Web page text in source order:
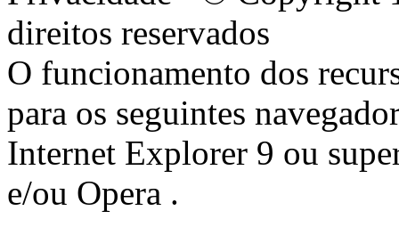
direitos reservados
O funcionamento dos
para os seguintes
Internet Explorer 9 ou
e/ou Opera .